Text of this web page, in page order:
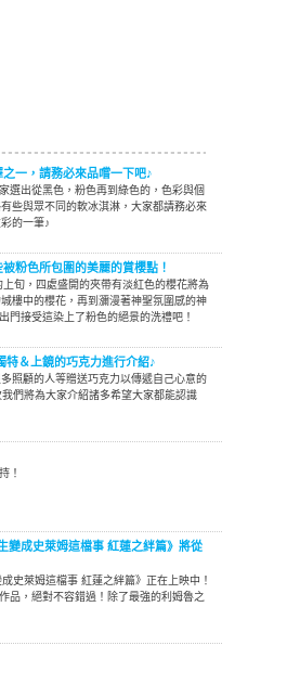
一，請務必來品嚐一下吧♪
選出從黑色，粉色再到綠色的，色彩與個
些與眾不同的軟冰淇淋，大家都請務必來
的一筆♪
粉色所包圍的美麗的賞櫻點！
旬，四處盛開的夾帶有淡紅色的櫻花將為
樓中的櫻花，再到瀰漫著神聖氛圍感的神
接受這染上了粉色的絕景的洗禮吧！
＆上鏡的巧克力進行介紹♪
照顧的人等贈送巧克力以傳遞自己心意的
們將為大家介紹諸多希望大家都能認識
！
變成史萊姆這檔事 紅蓮之絆篇》將從
史萊姆這檔事 紅蓮之絆篇》正在上映中！
品，絕對不容錯過！除了最強的利姆魯之